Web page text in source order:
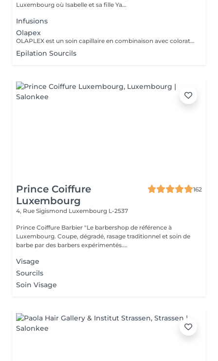
Luxembourg où Isabelle et sa fille Ya...
Infusions
Olapex
OLAPLEX est un soin capillaire en combinaison avec coloration ou mêches et qui protège vos cheveux pendant et après votre passage chez Manhattan Coiffure
Epilation Sourcils
Prince Coiffure
Luxembourg
162
4, Rue Sigismond Luxembourg L-2537
Prince Coiffure Barbier "Le barbershop de référence à
Luxembourg. Coupe, dégradé, rasage traditionnel et soin de
barbe par des barbers expérimentés....
Visage
Sourcils
Soin Visage